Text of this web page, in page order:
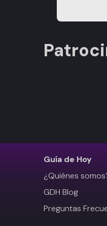
Guía de Hoy
¿Quiénes
GDH Blog
Preguntas